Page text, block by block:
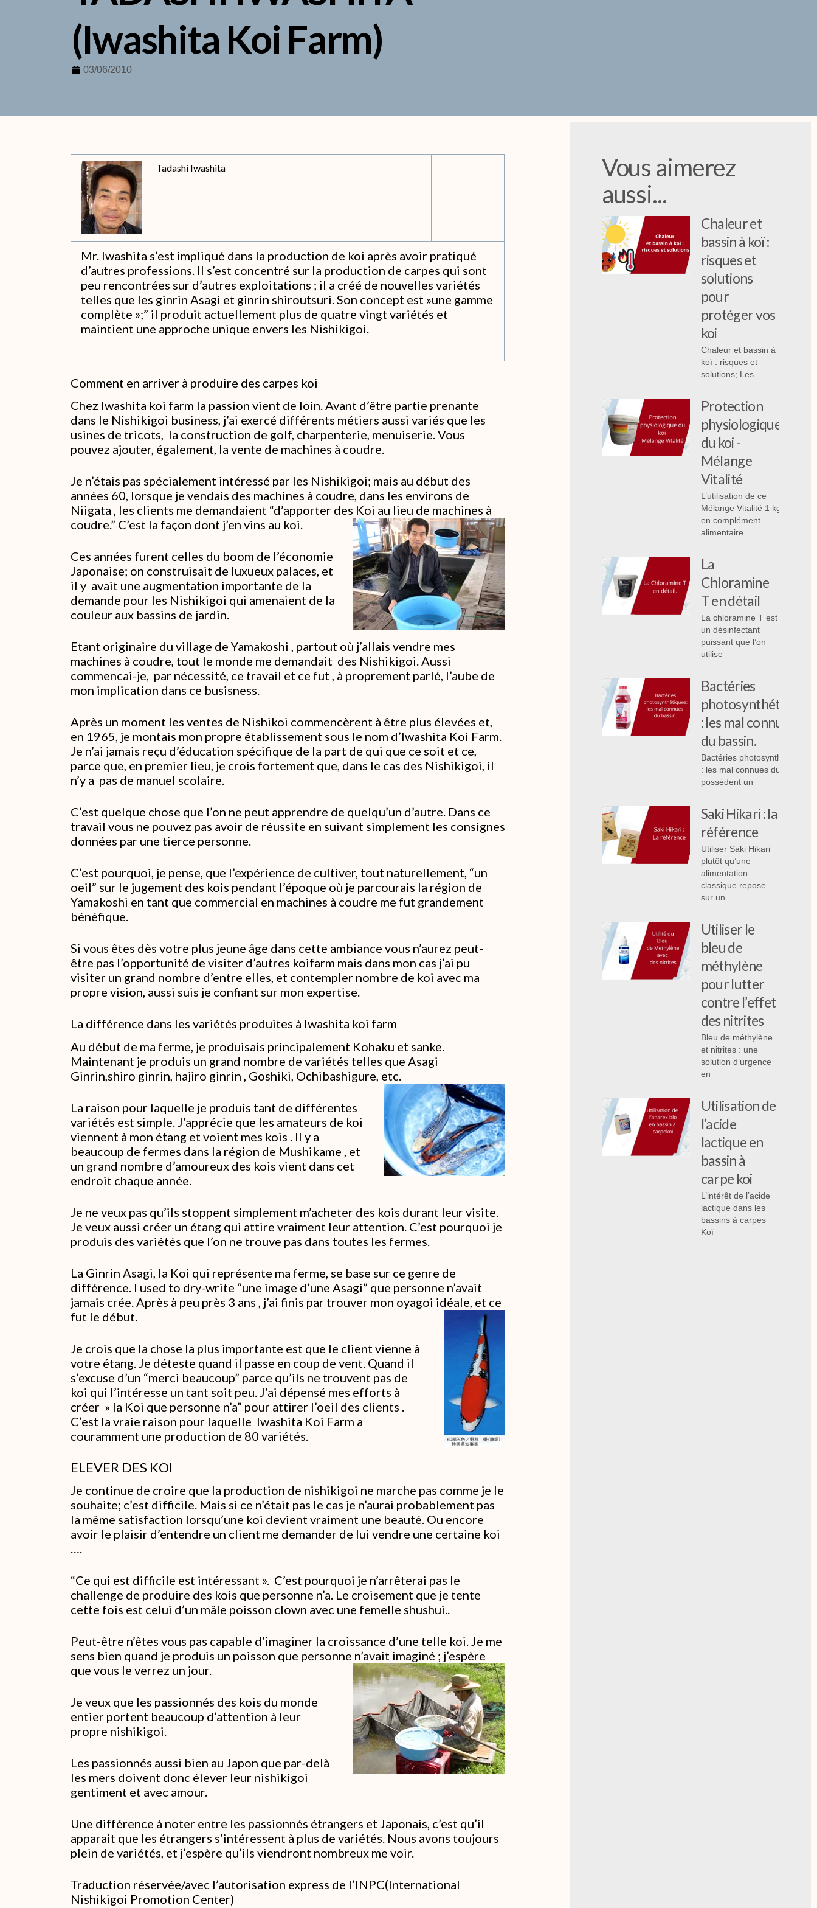
(Iwashita Koi Farm)
03/06/2010
Tadashi Iwashita
Mr. Iwashita s’est impliqué dans la production de koi après avoir pratiqué
d’autres professions. Il s’est concentré sur la production de carpes qui sont
peu rencontrées sur d’autres exploitations ; il a créé de nouvelles variétés
telles que les ginrin Asagi et ginrin shiroutsuri. Son concept est »une gamme
complète »;” il produit actuellement plus de quatre vingt variétés et
maintient une approche unique envers les Nishikigoi.
Comment en arriver à produire des carpes koi
Chez Iwashita koi farm la passion vient de loin. Avant d’être partie prenante
dans le Nishikigoi business, j’ai exercé différents métiers aussi variés que les
usines de tricots, la construction de golf, charpenterie, menuiserie. Vous
pouvez ajouter, également, la vente de machines à coudre.
Je n’étais pas spécialement intéressé par les Nishikigoi; mais au début des
années 60, lorsque je vendais des machines à coudre, dans les environs de
Niigata , les clients me demandaient “d’apporter des Koi au lieu de machines à
coudre.” C’est la façon dont j’en vins au koi.
Ces années furent celles du boom de l’économie
Japonaise; on construisait de luxueux palaces, et
il y avait une augmentation importante de la
demande pour les Nishikigoi qui amenaient de la
couleur aux bassins de jardin.
Etant originaire du village de Yamakoshi , partout où j’allais vendre mes
machines à coudre, tout le monde me demandait des Nishikigoi. Aussi
commencai-je, par nécessité, ce travail et ce fut , à proprement parlé, l’aube de
mon implication dans ce busisness.
Après un moment les ventes de Nishikoi commencèrent à être plus élevées et,
en 1965, je montais mon propre établissement sous le nom d’Iwashita Koi Farm.
Je n’ai jamais reçu d’éducation spécifique de la part de qui que ce soit et ce,
parce que, en premier lieu, je crois fortement que, dans le cas des Nishikigoi, il
n’y a pas de manuel scolaire.
C’est quelque chose que l’on ne peut apprendre de quelqu’un d’autre. Dans ce
travail vous ne pouvez pas avoir de réussite en suivant simplement les consignes
données par une tierce personne.
C’est pourquoi, je pense, que l’expérience de cultiver, tout naturellement, “un
oeil” sur le jugement des kois pendant l’époque où je parcourais la région de
Yamakoshi en tant que commercial en machines à coudre me fut grandement
bénéfique.
Si vous êtes dès votre plus jeune âge dans cette ambiance vous n’aurez peut-
être pas l’opportunité de visiter d’autres koifarm mais dans mon cas j’ai pu
visiter un grand nombre d’entre elles, et contempler nombre de koi avec ma
propre vision, aussi suis je confiant sur mon expertise.
La différence dans les variétés produites à Iwashita koi farm
Au début de ma ferme, je produisais principalement Kohaku et sanke.
Maintenant je produis un grand nombre de variétés telles que Asagi
Ginrin,shiro ginrin, hajiro ginrin , Goshiki, Ochibashigure, etc.
La raison pour laquelle je produis tant de différentes
variétés est simple. J’apprécie que les amateurs de koi
viennent à mon étang et voient mes kois . Il y a
beaucoup de fermes dans la région de Mushikame , et
un grand nombre d’amoureux des kois vient dans cet
endroit chaque année.
Je ne veux pas qu’ils stoppent simplement m’acheter des kois durant leur visite.
Je veux aussi créer un étang qui attire vraiment leur attention. C’est pourquoi je
produis des variétés que l’on ne trouve pas dans toutes les fermes.
La Ginrin Asagi, la Koi qui représente ma ferme, se base sur ce genre de
différence. I used to dry-write “une image d’une Asagi” que personne n’avait
jamais crée. Après à peu près 3 ans , j’ai finis par trouver mon oyagoi idéale, et ce
fut le début.
Je crois que la chose la plus importante est que le client vienne à
votre étang. Je déteste quand il passe en coup de vent. Quand il
s’excuse d’un “merci beaucoup” parce qu’ils ne trouvent pas de
koi qui l’intéresse un tant soit peu. J’ai dépensé mes efforts à
créer » la Koi que personne n’a” pour attirer l’oeil des clients .
C’est la vraie raison pour laquelle Iwashita Koi Farm a
couramment une production de 80 variétés.
ELEVER DES KOI
Je continue de croire que la production de nishikigoi ne marche pas comme je le
souhaite; c’est difficile. Mais si ce n’était pas le cas je n’aurai probablement pas
la même satisfaction lorsqu’une koi devient vraiment une beauté. Ou encore
avoir le plaisir d’entendre un client me demander de lui vendre une certaine koi
….
“Ce qui est difficile est intéressant ». C’est pourquoi je n’arrêterai pas le
challenge de produire des kois que personne n’a. Le croisement que je tente
cette fois est celui d’un mâle poisson clown avec une femelle shushui..
Peut-être n’êtes vous pas capable d’imaginer la croissance d’une telle koi. Je me
sens bien quand je produis un poisson que personne n’avait imaginé ; j’espère
que vous le verrez un jour.
Je veux que les passionnés des kois du monde
entier portent beaucoup d’attention à leur
propre nishikigoi.
Les passionnés aussi bien au Japon que par-delà
les mers doivent donc élever leur nishikigoi
gentiment et avec amour.
Une différence à noter entre les passionnés étrangers et Japonais, c’est qu’il
apparait que les étrangers s’intéressent à plus de variétés. Nous avons toujours
plein de variétés, et j’espère qu’ils viendront nombreux me voir.
Traduction réservée/avec l’autorisation express de l’INPC(International
Nishikigoi Promotion Center)
Vous aimerez
aussi...
Chaleur et
bassin à koï :
risques et
solutions
pour
protéger vos
koi
Chaleur et bassin à
koï : risques et
solutions; Les
Protection
physiologique
du koi -
Mélange
Vitalité
L’utilisation de ce
Mélange Vitalité 1 kg
en complément
alimentaire
La
Chloramine
T en détail
La chloramine T est
un désinfectant
puissant que l’on
utilise
Bactéries
photosynthétiques
: les mal connues
du bassin.
Bactéries photosynthétiques
: les mal connues du bassin,
possèdent un
Saki Hikari : la
référence
Utiliser Saki Hikari
plutôt qu’une
alimentation
classique repose
sur un
Utiliser le
bleu de
méthylène
pour lutter
contre l’effet
des nitrites
Bleu de méthylène
et nitrites : une
solution d’urgence
en
Utilisation de
l’acide
lactique en
bassin à
carpe koi
L’intérêt de l’acide
lactique dans les
bassins à carpes
Koï